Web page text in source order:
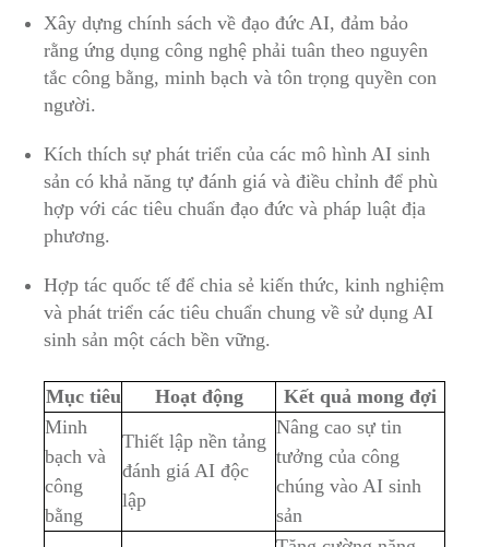
Xây dựng chính sách về đạo đức AI, đảm bảo
rằng ứng dụng công nghệ phải tuân theo nguyên
tắc công bằng, minh bạch và tôn trọng quyền con
người.
Kích thích sự phát triển của các mô hình AI sinh
sản có khả năng tự đánh giá và điều chỉnh để phù
hợp với các tiêu chuẩn đạo đức và pháp luật địa
phương.
Hợp tác quốc tế để chia sẻ kiến thức, kinh nghiệm
và phát triển các tiêu chuẩn chung về sử dụng AI
sinh sản một cách bền vững.
Mục tiêu Hoạt động
Kết quả mong đợi
Minh
bạch và
công
bằng
Thiết lập nền tảng
đánh giá AI độc
lập
Nâng cao sự tin
tưởng của công
chúng vào AI sinh
sản